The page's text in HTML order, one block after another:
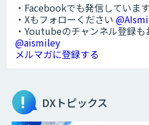
・Facebookでも発信しています
・Xもフォローください
・Youtubeのチャンネル登録
@aismiley
メルマガに登録する
DXトピックス